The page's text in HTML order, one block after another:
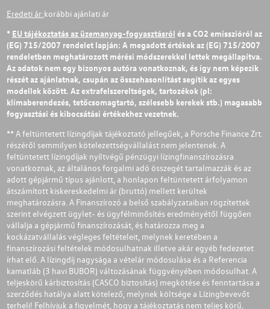
Eredeti ár:korábbi ajánlati ár
* EU tájékoztatás az üzemanyag-fogyasztásról és a CO2 emisszióról az
(EG) 715/2007 rendelet lapján: A megadott értékek az (EG) 715/2007
rendeletben meghatározott mérési módszerekkel lettek megállapítva.
Az adatok nem egy bizonyos autóra vonatkoznak, és így nem képezik
részét az ajánlatnak, csupán az összehasonlítást segítik az egyes
modellek között. Az extrafelszereltségek, tartozékok (pl:
klímaberendezés, tetőcsomagtartó, szélesebb kerekek stb.) magasabb
fogyasztási és kibocsátási értékekhez vezetnek.
** A feltüntetett lízingdíjak tájékoztató jellegűek, a Porsche Finance Zrt.
részéről semmilyen kötelezettségvállalást nem jelentenek. A
feltüntetett lízingdíjak nyíltvégű pénzügyi lízingfinanszírozásra
vonatkoznak, az általános forgalmi adó összegét tartalmazzák és az
adott gépjármű típus ajánlott, a honlapon feltüntetett árfolyamon
átszámított kiskereskedelmi ár (bruttó) mellett kerültek
meghatározásra. A Finanszírozó a belső szabályzataiban rögzítettek
szerint elvégzett ügylet- és ügyfélminősítés eredményétől függően
vállalja a gépjármű finanszírozását, és határozza meg a
kockázatvállalás végleges feltételeit, melynek keretében a
finanszírozási feltételek módosulhatnak illetve akár egyéb fedezetet
írhat elő. A lízingdíj nagysága a vételár módosulása és a Referencia
kamatláb (3 havi BUBOR) változásának függvényében módosulhat. A
teljeskörű kárbiztosítás (CASCO biztosítás) megkötése és fenntartása a
szerződés hatálya alatt kötelező, melynek költsége a Lízingbevevőt
terheli! Felhívjuk a figyelmét, hogy a tájékoztatás nem teljes körű,